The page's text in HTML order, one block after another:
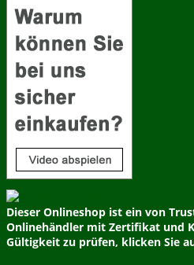
Dieser Onlineshop ist ein von
Onlinehändler mit Zertifikat und
Gültigkeit zu prüfen, klicken Sie